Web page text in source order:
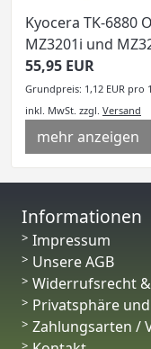
Kyocera TK-6880
MZ3201i und
55,95 EUR
Grundpreis: 1,12 EUR pro
inkl. MwSt. zzgl. Versand
mehr anzeigen
Informationen
Impressum
Unsere AGB
Widerrufsrecht
Privatsphäre
Zahlungsarten /